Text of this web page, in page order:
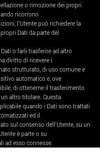
o rimozione dei propri
ricorrono
l’Utente può richiedere la
Dati da parte del
o farli trasferire ad altro
diritto di ricevere i
strutturato, di uso comune e
automatico e, ove
di ottenerne il trasferimento
altro titolare. Questa
quando i Dati sono trattati
ed il
sul consenso dell’Utente, su un
è parte o su
ad esso connesse.